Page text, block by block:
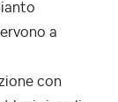
a
con